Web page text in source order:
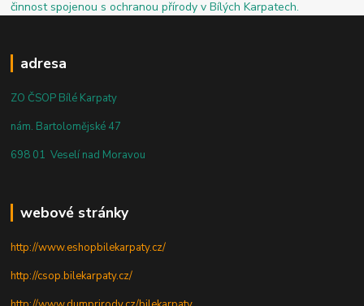
činnost spojenou s ochranou přírody v Bílých Karpatech.
adresa
ZO ČSOP Bílé Karpaty
nám. Bartolomějské 47
698 01 Veselí nad Moravou
webové stránky
http://www.eshopbilekarpaty.cz/
http://csop.bilekarpaty.cz/